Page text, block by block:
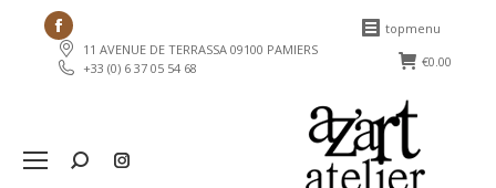
Facebook
page
opens
window
11 AVENUE DE TERRASSA 09100 PAMIERS
+33 (0) 6 37 05 54 68
topmenu
€0.00
Search: